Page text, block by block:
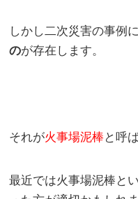
しかし二次災害の事例に
のが存在します。
それが火事場泥棒 と呼
最近では火事場泥棒と